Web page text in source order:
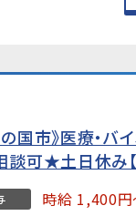
の国市》医療・
談可★土日休み【
時給 1,400